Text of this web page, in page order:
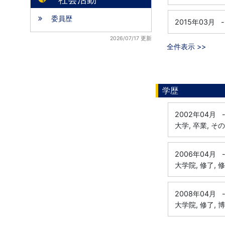
委員歴
2026/07/17 更新
2015年03月 -
全件表示 >>
学歴
2002年04月
-
大学, 卒業, そ
2006年04月
-
大学院, 修了,
2008年04月
-
大学院, 修了,